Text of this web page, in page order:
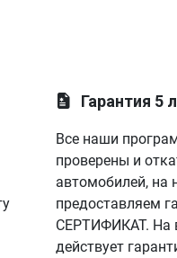
Гарантия 5
Все наши
проверены и
автомобилей, на
предоставляем
СЕРТИФИКАТ. На
действует